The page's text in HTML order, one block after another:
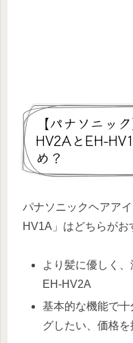
【パナソニッ
HV2AとEH-
め？
パナソニックヘアア
HV1A」はどちらがお
より髪に優しく
EH-HV2A
基本的な機能で
グしたい、価格